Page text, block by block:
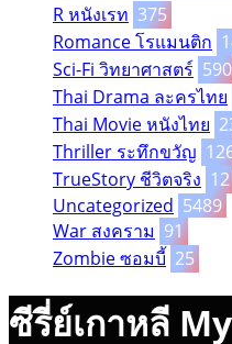
R หนังเรท 375
Romance โรแมนติก
Sci-Fi วิทยาศาสตร์ 590
Thai Drama ละครไทย
Thai Movie หนังไทย
Thriller ระทึกขวัญ
TrueStory ชีวิตจริง 12
Uncategorized 5489
War สงคราม 91
Zombie ซอมบี้ 25
ซีรี่ย์เกาหลี